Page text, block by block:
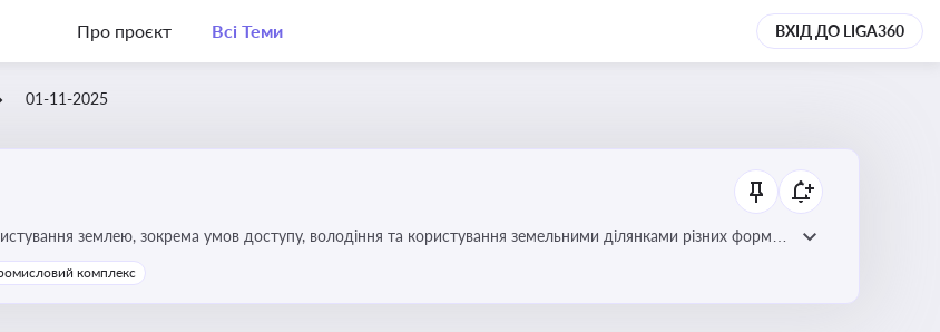
Про проєкт Всі Теми ВХІД ДО LIGA360
01-11-2025
землею, зокрема умов доступу, володіння та користування земельними ділянками різних форм
комплекс